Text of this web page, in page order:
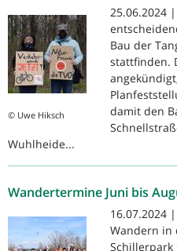
© Uwe Hiksch
25.06.2024
Bau der
stattfinden.
damit den
Wuhlheide...
Wandertermine Juni bis
16.07.2024
Wandern in
Schillerpark